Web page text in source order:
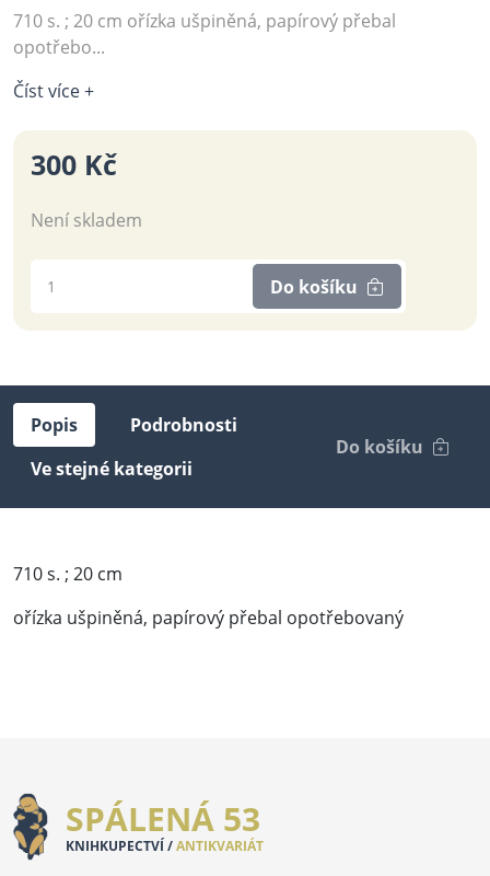
710 s. ; 20 cm ořízka ušpiněná, papírový přebal
opotřebo...
Číst více +
300 Kč
Není skladem
Do košíku
Popis
Podrobnosti
Ve stejné kategorii
Do košíku
710 s. ; 20 cm
ořízka ušpiněná, papírový přebal opotřebovaný
SPÁLENÁ 53
KNIHKUPECTVÍ /ANTIKVARIÁT